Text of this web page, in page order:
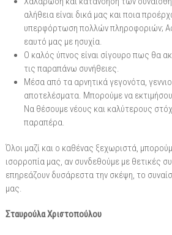
αλήθεια είναι δικά μας και ποια
υπερφόρτωση πολλών πληροφοριών;
εαυτό μας με ησυχία.
Ο καλός ύπνος είναι σίγουρο πως θα
τις παραπάνω συνήθειες.
Μέσα από τα αρνητικά γεγονότα,
αποτελέσματα. Μπορούμε να
Να θέσουμε νέους και καλύτερους
παραπέρα.
Όλοι μαζί και ο καθένας ξεχωριστά,
ισορροπία μας, αν συνδεθούμε με θετικές
επηρεάζουν δυσάρεστα την σκέψη, το
μας.
Σταυρούλα Χριστοπούλου